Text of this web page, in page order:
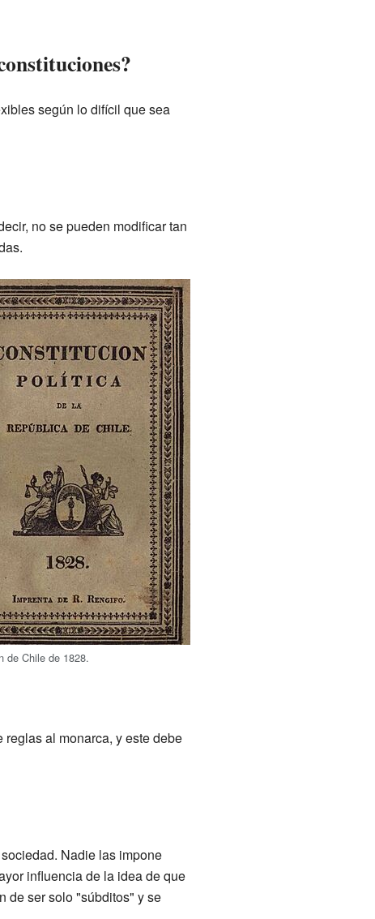
según lo difícil que sea
no se pueden modificar tan
de Chile de 1828.
al monarca, y este debe
Nadie las impone
influencia de la idea de que
de ser solo "súbditos" y se